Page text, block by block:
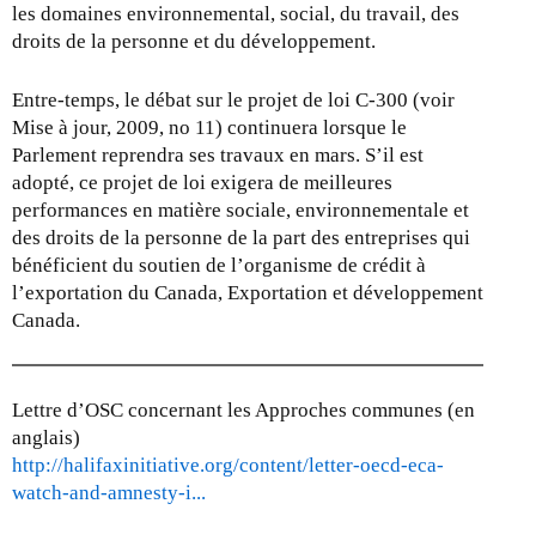
les domaines environnemental, social, du travail, des
droits de la personne et du développement.
Entre-temps, le débat sur le projet de loi C-300 (voir
Mise à jour, 2009, no 11) continuera lorsque le
Parlement reprendra ses travaux en mars. S’il est
adopté, ce projet de loi exigera de meilleures
performances en matière sociale, environnementale et
des droits de la personne de la part des entreprises qui
bénéficient du soutien de l’organisme de crédit à
l’exportation du Canada, Exportation et développement
Canada.
Lettre d’OSC concernant les Approches communes (en
anglais)
http://halifaxinitiative.org/content/letter-oecd-eca-
watch-and-amnesty-i...